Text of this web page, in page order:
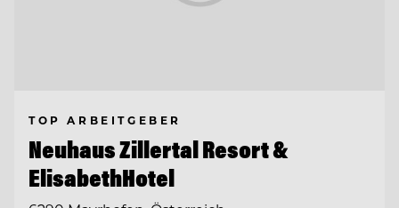
TOP ARBEITGEBER
Neuhaus Zillertal Resort &
ElisabethHotel